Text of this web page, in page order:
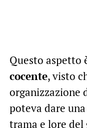
Questo aspetto
cocente, visto
organizzazione
poteva dare
trama e lore